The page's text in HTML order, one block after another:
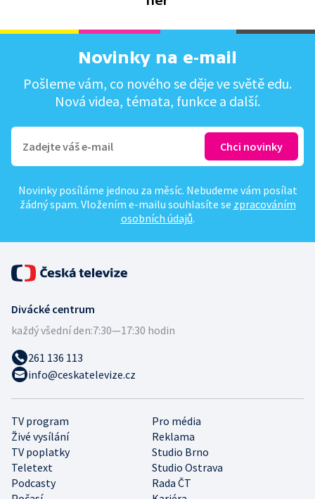
Novinky na e-mail
Pošleme vám, co nového se děje ve světě edu.
Nová videa, témata, funkce a další.
Novinky posíláme jednou za měsíc. Nebudeme vám posílat
žádný spam. Vložením e-mailu souhlasíte se zpracováním
osobních údajů.